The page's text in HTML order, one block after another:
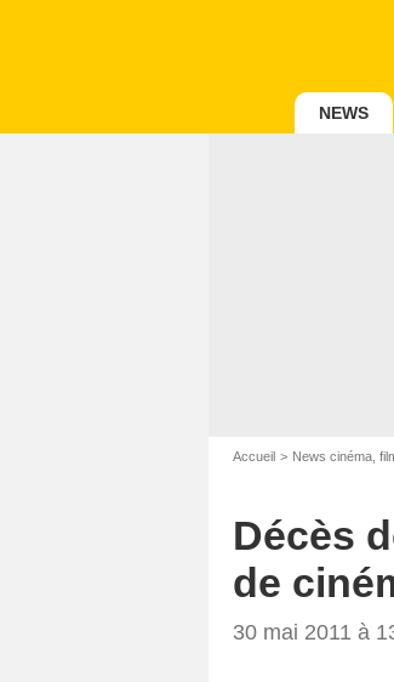
NEWS
Accueil News cinéma,
Décès
de
30 mai 2011 à